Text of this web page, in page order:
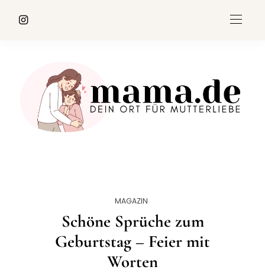
MAGAZIN
Schöne Sprüche zum
Geburtstag – Feier mit
Worten